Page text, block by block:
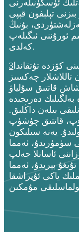
ئۈسكۈنىلەرنى
تېلېفون قېپى
بۇنىڭ
ئورۇننى ئىگىلەپ
كەلدى.
كۆزدە تۇتقاندا 3c تېخنىكا
تاللاشلار چەكسىز
قاتتىق سۇلياۋ
بەلگىلىك دەرىجىدە
بىلەن داڭلىق.
قاتتىق چۈشۈپ
يەنە سىلىكون
سۈمۈرىدۇ، ئەمما
ئاسانلا جەلپ
بېرىدۇ، ئەمما
ياكى ئۇپراشقا